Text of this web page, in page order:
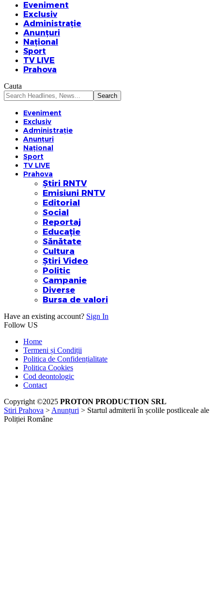
Eveniment
Exclusiv
Administrație
Anunțuri
Național
Sport
TV LIVE
Prahova
Cauta
Eveniment
Exclusiv
Administrație
Anunțuri
Național
Sport
TV LIVE
Prahova
Știri RNTV
Emisiuni RNTV
Editorial
Social
Reportaj
Educație
Sănătate
Cultura
Știri Video
Politic
Campanie
Diverse
Bursa de valori
Have an existing account? Sign In
Follow US
Home
Termeni și Condiții
Politica de Confidențialitate
Politica Cookies
Cod deontologic
Contact
Copyright ©2025 PROTON PRODUCTION SRL
Stiri Prahova > Anunțuri > Startul admiterii în școlile postliceale ale
Poliției Române